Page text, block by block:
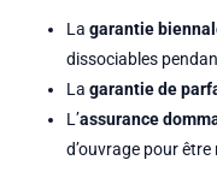
La garantie
dissociables
La garantie de
L’assurance
d’ouvrage pour